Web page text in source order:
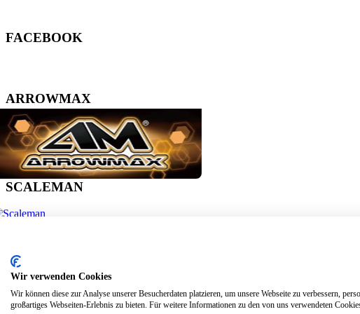
FACEBOOK
ARROWMAX
SCALEMAN
Impressum·Datenschutz · Cookies
Wir verwenden Cookies
Wir können diese zur Analyse unserer Besucherdaten platzieren, um unsere Webseite zu verbessern,
großartiges Webseiten-Erlebnis zu bieten. Für weitere Informationen zu den von uns verwendeten